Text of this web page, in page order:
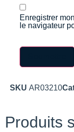
Enregistrer
le navigateur
SKU AR03210
Produits